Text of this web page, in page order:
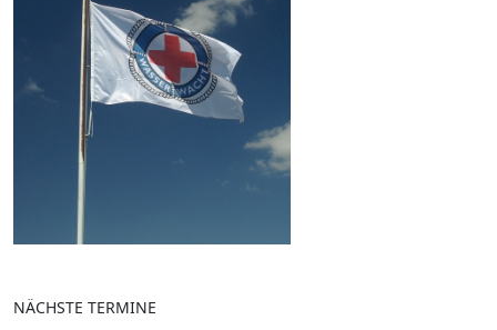
NÄCHSTE TERMINE